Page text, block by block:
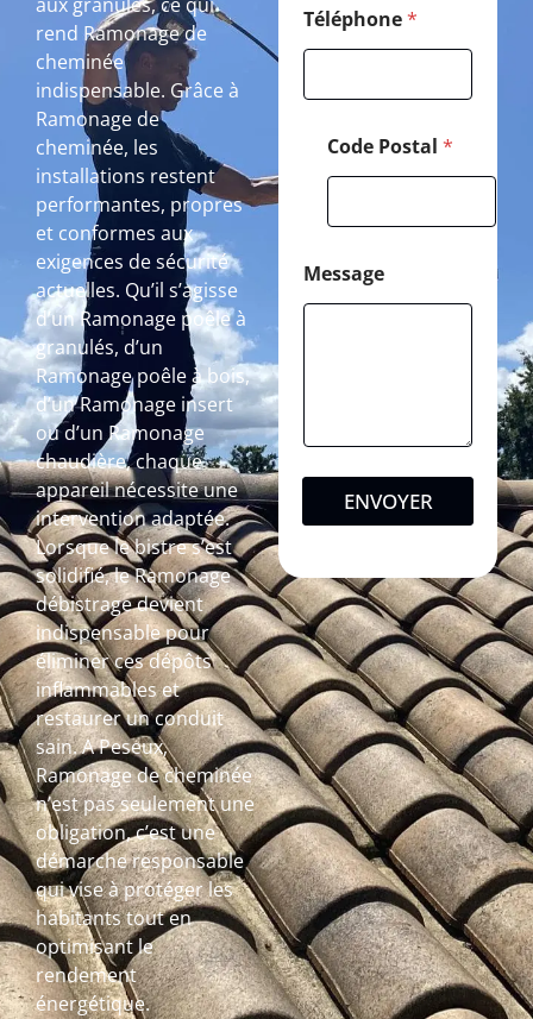
aux granulés, ce qui
rend Ramonage de
cheminée
indispensable. Grâce à
Ramonage de
cheminée, les
installations restent
performantes, propres
et conformes aux
exigences de sécurité
actuelles. Qu’il s’agisse
d’un Ramonage poêle à
granulés, d’un
Ramonage poêle à bois,
d’un Ramonage insert
ou d’un Ramonage
chaudière, chaque
appareil nécessite une
intervention adaptée.
Lorsque le bistre s’est
solidifié, le Ramonage
débistrage devient
indispensable pour
éliminer ces dépôts
inflammables et
restaurer un conduit
sain. A Peseux,
Ramonage de cheminée
n’est pas seulement une
obligation, c’est une
démarche responsable
qui vise à protéger les
habitants tout en
optimisant le
rendement
énergétique.
Téléphone*
Code Postal *
Message
ENVOYER